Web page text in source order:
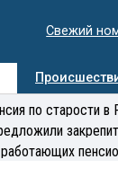
Свежий
Медиацентр
по старости